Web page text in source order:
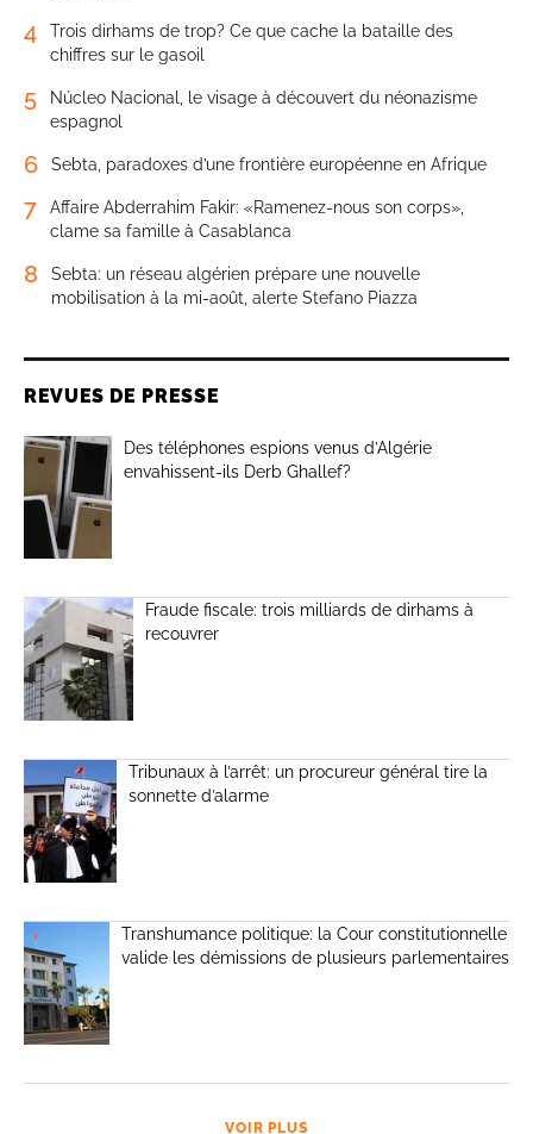
4
Trois dirhams de trop? Ce que cache la bataille des
chiffres sur le gasoil
5
Núcleo Nacional, le visage à découvert du néonazisme
espagnol
6 Sebta, paradoxes d’une frontière européenne en Afrique
7
Affaire Abderrahim Fakir: «Ramenez-nous son corps»,
clame sa famille à Casablanca
8
Sebta: un réseau algérien prépare une nouvelle
mobilisation à la mi-août, alerte Stefano Piazza
REVUES DE PRESSE
Des téléphones espions venus d’Algérie
envahissent-ils Derb Ghallef?
Fraude fiscale: trois milliards de dirhams à
recouvrer
Tribunaux à l’arrêt: un procureur général tire la
sonnette d’alarme
Transhumance politique: la Cour constitutionnelle
valide les démissions de plusieurs parlementaires
VOIR PLUS